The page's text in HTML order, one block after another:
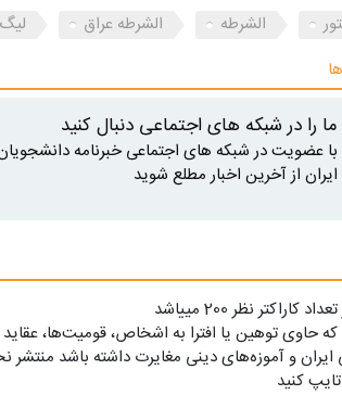
الشرطه الشرطه عراق
ما را در شبکه های اجتماعی دنبال کنید
با عضویت در شبکه های اجتماعی خبرنامه
ایران از آخرین اخبار مطلع شوید
کاراکتر نظر 200 ميياشد
که حاوی توهین یا افترا به اشخاص، قومیت‌ها،
ایران و آموزه‌های دینی مغایرت داشته باشد
کنید